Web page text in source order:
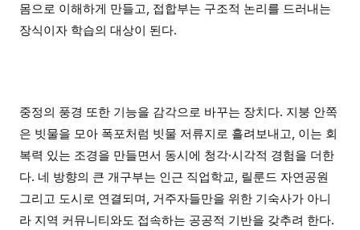
몸으로 이해하게 만들고, 접합부는 구조적 논리를 드러내는
장식이자 학습의 대상이 된다.
중정의 풍경 또한 기능을 감각으로 바꾸는 장치다. 지붕 안쪽
은 빗물을 모아 폭포처럼 빗물 저류지로 흘려보내고, 이는 회
복력 있는 조경을 만들면서 동시에 청각·시각적 경험을 더한
다. 네 방향의 큰 개구부는 인근 직업학교, 릴룬드 자연공원
그리고 도시로 연결되며, 거주자들만을 위한 기숙사가 아니
라 지역 커뮤니티와도 접속하는 공공적 기반을 갖추려 한다.